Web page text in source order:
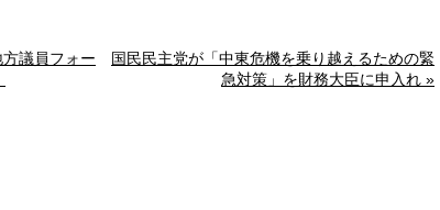
議員フォー
国民民主党が「中東危機を乗り越えるための緊
急対策」を財務大臣に申入れ »